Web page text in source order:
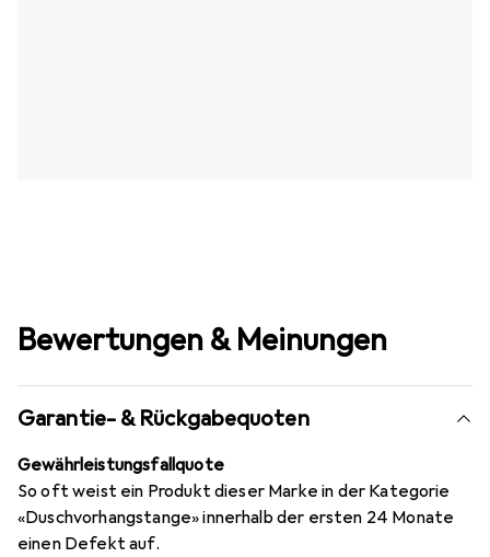
Bewertungen & Meinungen
Garantie- & Rückgabequoten
Gewährleistungsfallquote
So oft weist ein Produkt dieser Marke in der Kategorie
«Duschvorhangstange» innerhalb der ersten 24 Monate
einen Defekt auf.